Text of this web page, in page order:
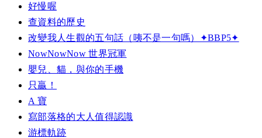
好慢喔
查資料的歷史
改變我人生觀的五句話（咦不是一句嗎）✦BBP5✦
NowNowNow 世界冠軍
嬰兒、貓，與你的手機
只贏！
A 寶
寫部落格的大人值得認識
游標軌跡